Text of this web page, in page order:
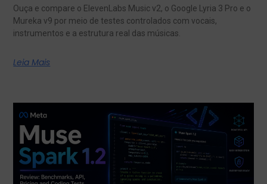
Ouça e compare o ElevenLabs Music v2, o Google Lyria 3 Pro e o
Mureka v9 por meio de testes controlados com vocais,
instrumentos e a estrutura real das músicas.
Leia Mais